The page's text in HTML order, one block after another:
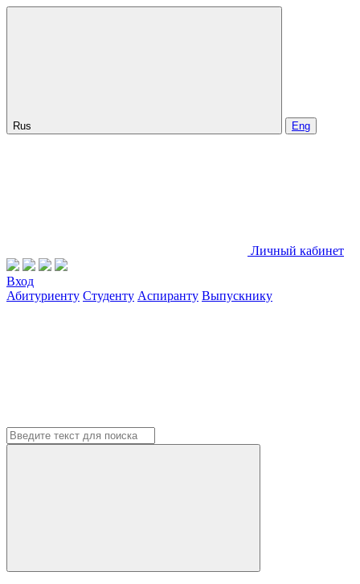
Rus Eng
Личный кабинет
Вход
Абитуриенту Студенту Аспиранту Выпускнику